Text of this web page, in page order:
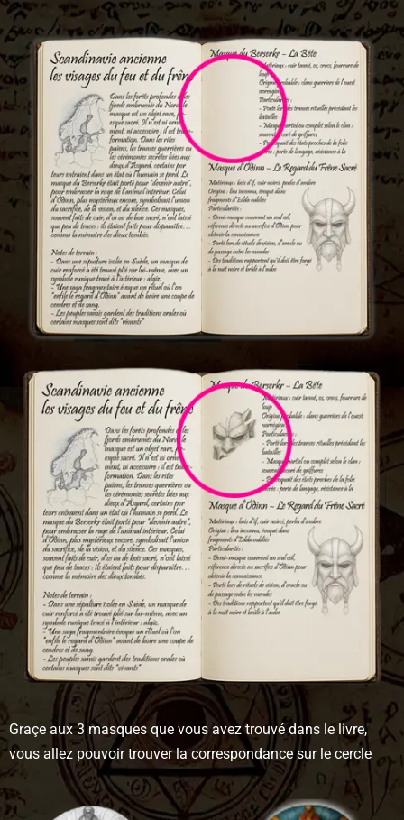
Graçe aux 3 masques que vous avez trouvé dans le livre,
vous allez pouvoir trouver la correspondance sur le cercle